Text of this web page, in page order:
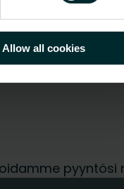
Allow all cookies
pyyntösi